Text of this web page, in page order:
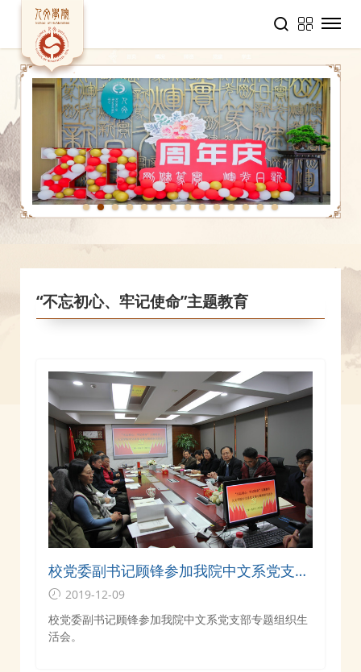
4 5 6 7 8 9 10 11 12 13 14
“不忘初心、牢记使命”主题教育
校党委副书记顾锋参加我院中文系党支部
专题组织生活会
2019-12-09
校党委副书记顾锋参加我院中文系党支部专题组织生
活会。